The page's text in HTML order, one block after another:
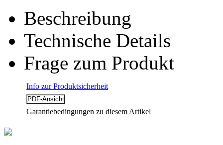
Beschreibung
Technische Details
Frage zum Produkt
Info zur Produktsicherheit
Garantiebedingungen zu diesem Artikel